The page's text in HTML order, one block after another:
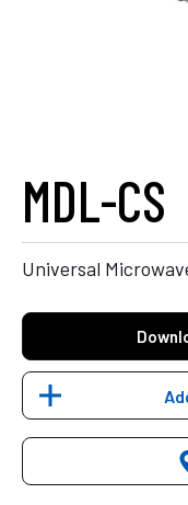
MDL-CS
Universal